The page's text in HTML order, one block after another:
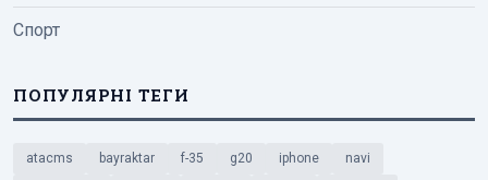
Спорт
ПОПУЛЯРНІ ТЕГИ
atacms bayraktar f-35 g20 iphone navi